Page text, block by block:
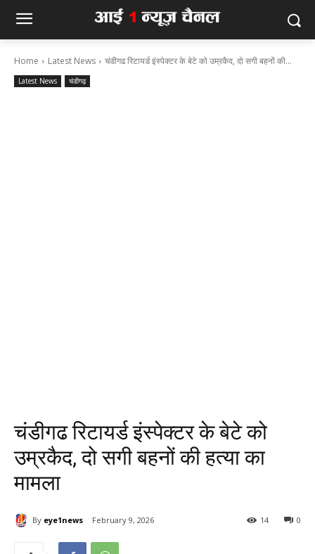
Home Latest News चंडीगढ रिटायर्ड इंस्पेक्टर के बेटे को उम्रकैद, दो सगी बहनों की...
Latest News चंडीगढ़
चंडीगढ रिटायर्ड इंस्पेक्टर के बेटे को
उम्रकैद, दो सगी बहनों की हत्या का
मामला
By eye1news February 9, 2026 0
14